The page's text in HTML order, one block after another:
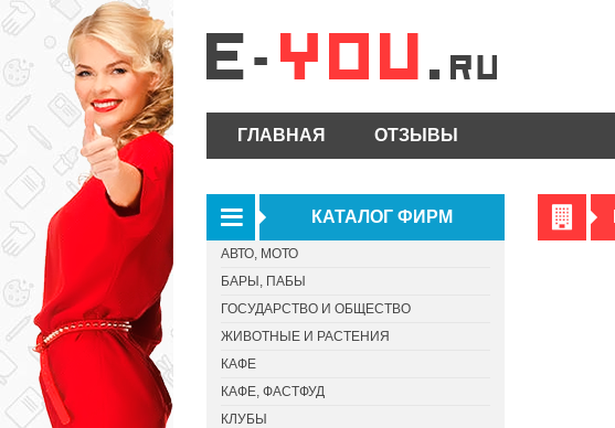
ГЛАВНАЯ ОТЗЫВЫ
КАТАЛОГ ФИРМ
АВТО, МОТО
БАРЫ, ПАБЫ
ГОСУДАРСТВО И ОБЩЕСТВО
ЖИВОТНЫЕ И РАСТЕНИЯ
КАФЕ
КАФЕ, ФАСТФУД
КЛУБЫ